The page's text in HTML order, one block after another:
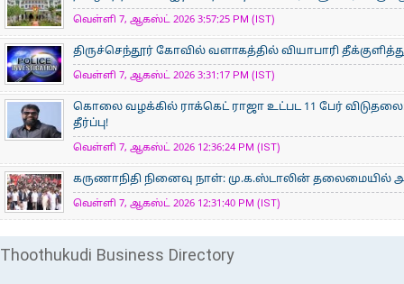
வெள்ளி 7, ஆகஸ்ட் 2026 3:57:25 PM (IST)
திருச்செந்தூர் கோவில் வளாகத்தில் வியாபாரி
வெள்ளி 7, ஆகஸ்ட் 2026 3:31:17 PM (IST)
கொலை வழக்கில் ராக்கெட் ராஜா உட்பட 11 பேர்
தீர்ப்பு!
வெள்ளி 7, ஆகஸ்ட் 2026 12:36:24 PM (IST)
கருணாநிதி நினைவு நாள்: மு.க.ஸ்டாலின் தலைமையில்
வெள்ளி 7, ஆகஸ்ட் 2026 12:31:40 PM (IST)
Thoothukudi Business Directory